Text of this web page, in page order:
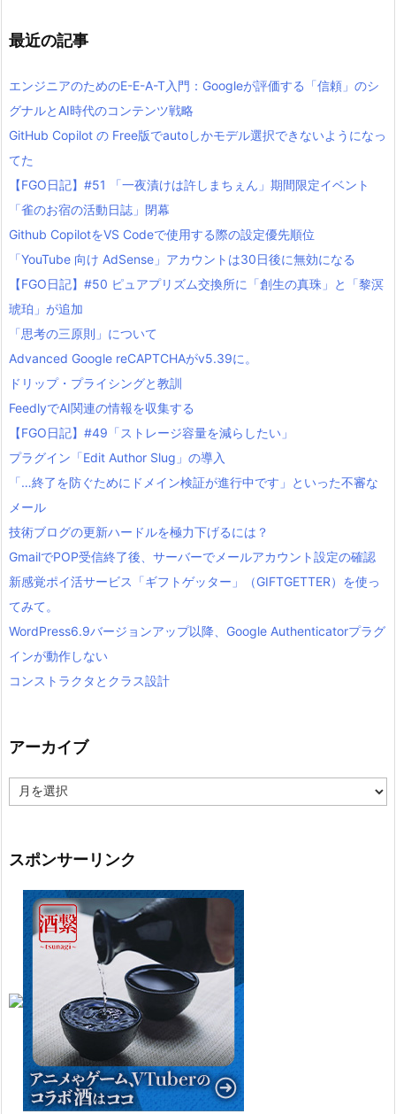
最近の記事
エンジニアのためのE-E-A-T入門：Googleが評価する「信頼」のシ
グナルとAI時代のコンテンツ戦略
GitHub Copilot の Free版でautoしかモデル選択できないようになっ
てた
【FGO日記】#51 「一夜漬けは許しまちぇん」期間限定イベント
「雀のお宿の活動日誌」閉幕
Github CopilotをVS Codeで使用する際の設定優先順位
「YouTube 向け AdSense」アカウントは30日後に無効になる
【FGO日記】#50 ピュアプリズム交換所に「創生の真珠」と「黎溟
琥珀」が追加
「思考の三原則」について
Advanced Google reCAPTCHAがv5.39に。
ドリップ・プライシングと教訓
FeedlyでAI関連の情報を収集する
【FGO日記】#49「ストレージ容量を減らしたい」
プラグイン「Edit Author Slug」の導入
「…終了を防ぐためにドメイン検証が進行中です」といった不審な
メール
技術ブログの更新ハードルを極力下げるには？
GmailでPOP受信終了後、サーバーでメールアカウント設定の確認
新感覚ポイ活サービス「ギフトゲッター」（GIFTGETTER）を使っ
てみて。
WordPress6.9バージョンアップ以降、Google Authenticatorプラグ
インが動作しない
コンストラクタとクラス設計
アーカイブ
ー
ブ
スポンサーリンク